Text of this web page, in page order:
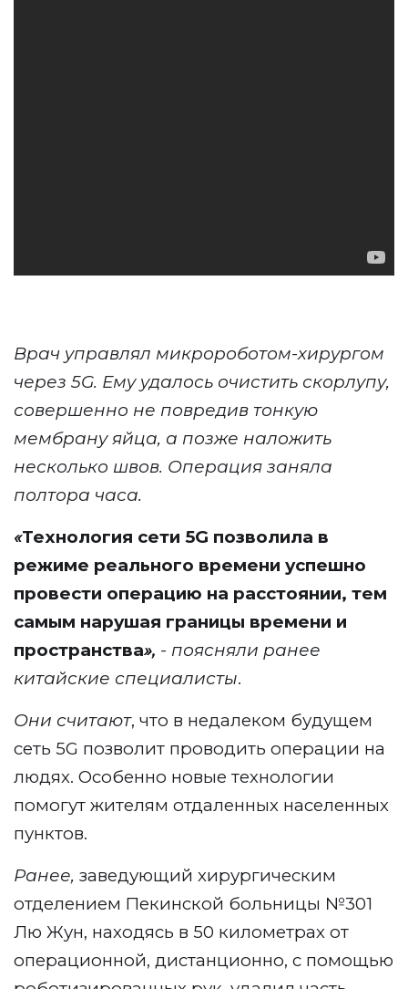
Врач управлял микророботом-хирургом
через 5G. Ему удалось очистить скорлупу,
совершенно не повредив тонкую
мембрану яйца, а позже наложить
несколько швов. Операция заняла
полтора часа.
«Технология сети 5G позволила в
режиме реального времени успешно
провести операцию на расстоянии, тем
самым нарушая границы времени и
пространства», - поясняли ранее
китайские специалисты.
Они считают, что в недалеком будущем
сеть 5G позволит проводить операции на
людях. Особенно новые технологии
помогут жителям отдаленных населенных
пунктов.
Ранее, заведующий хирургическим
отделением Пекинской больницы №301
Лю Жун, находясь в 50 километрах от
операционной, дистанционно, с помощью